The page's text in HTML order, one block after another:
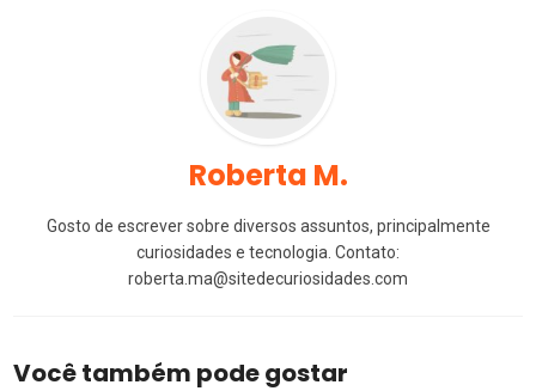
Roberta M.
Gosto de escrever sobre diversos assuntos, principalmente
curiosidades e tecnologia. Contato:
roberta.ma@sitedecuriosidades.com
Você também pode gostar